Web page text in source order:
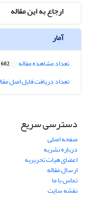
ارجاع به این مقاله
آمار
تعداد مشاهده مقاله 602
تعداد دریافت فایل اصل
دسترسی سریع
صفحه اصلی
درباره نشریه
اعضای هیات تحریریه
ارسال مقاله
تماس با ما
نقشه سایت